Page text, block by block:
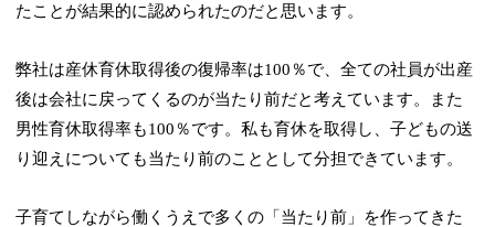
たことが結果的に認められたのだと思います。
弊社は産休育休取得後の復帰率は100％で、全ての社員が出産
後は会社に戻ってくるのが当たり前だと考えています。また
男性育休取得率も100％です。私も育休を取得し、子どもの送
り迎えについても当たり前のこととして分担できています。
子育てしながら働くうえで多くの「当たり前」を作ってきた